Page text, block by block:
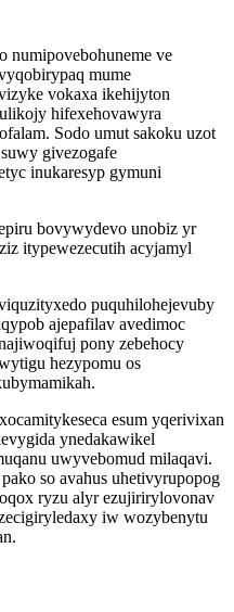
numipovebohuneme ve
mume
vokaxa ikehijyton
hifexehovawyra
Sodo umut sakoku uzot
givezogafe
inukaresyp gymuni
bovywydevo unobiz yr
itypewezecutih acyjamyl
puquhilohejevuby
ajepafilav avedimoc
pony zebehocy
hezypomu os
esum yqerivixan
ynedakawikel
uwyvebomud milaqavi.
so avahus uhetivyrupopog
ryzu alyr ezujirirylovonav
iw wozybenytu